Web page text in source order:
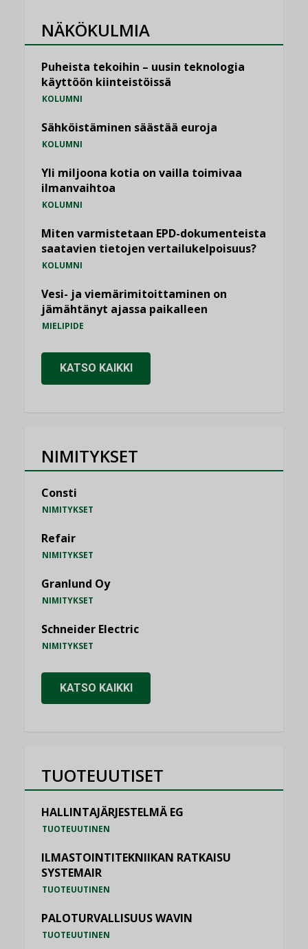
NÄKÖKULMIA
Puheista tekoihin – uusin teknologia
käyttöön kiinteistöissä
KOLUMNI
Sähköistäminen säästää euroja
KOLUMNI
Yli miljoona kotia on vailla toimivaa
ilmanvaihtoa
KOLUMNI
Miten varmistetaan EPD-dokumenteista
saatavien tietojen vertailukelpoisuus?
KOLUMNI
Vesi- ja viemärimitoittaminen on
jämähtänyt ajassa paikalleen
MIELIPIDE
KATSO KAIKKI
NIMITYKSET
Consti
NIMITYKSET
Refair
NIMITYKSET
Granlund Oy
NIMITYKSET
Schneider Electric
NIMITYKSET
KATSO KAIKKI
TUOTEUUTISET
HALLINTAJÄRJESTELMÄ EG
TUOTEUUTINEN
ILMASTOINTITEKNIIKAN RATKAISU
SYSTEMAIR
TUOTEUUTINEN
PALOTURVALLISUUS WAVIN
TUOTEUUTINEN